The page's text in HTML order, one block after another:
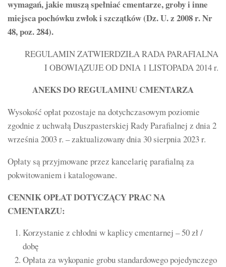
wymagań, jakie muszą spełniać cmentarze, groby i inne
miejsca pochówku zwłok i szczątków (Dz. U. z 2008 r. Nr
48, poz. 284).
REGULAMIN ZATWIERDZIŁA RADA PARAFIALNA
I OBOWIĄZUJE OD DNIA 1 LISTOPADA 2014 r.
ANEKS DO REGULAMINU CMENTARZA
Wysokość opłat pozostaje na dotychczasowym poziomie
zgodnie z uchwałą Duszpasterskiej Rady Parafialnej z dnia 2
września 2003 r. – zaktualizowany dnia 30 sierpnia 2023 r.
Opłaty są przyjmowane przez kancelarię parafialną za
pokwitowaniem i katalogowane.
CENNIK OPŁAT DOTYCZĄCY PRAC NA
CMENTARZU:
Korzystanie z chłodni w kaplicy cmentarnej – 50 zł /
dobę
Opłata za wykopanie grobu standardowego pojedynczego